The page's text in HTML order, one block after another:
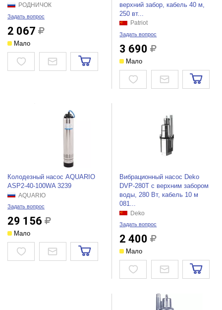
РОДНИЧОК
Задать вопрос
2 067
Мало
верхний забор, кабель 40 м,
250 вт...
Patriot
Задать вопрос
3 690
Мало
Колодезный насос AQUARIO
ASP2-40-100WA 3239
AQUARIO
Задать вопрос
29 156
Мало
Вибрационный насос Deko
DVP-280T с верхним забором
воды, 280 Вт, кабель 10 м
081...
Deko
Задать вопрос
2 400
Мало